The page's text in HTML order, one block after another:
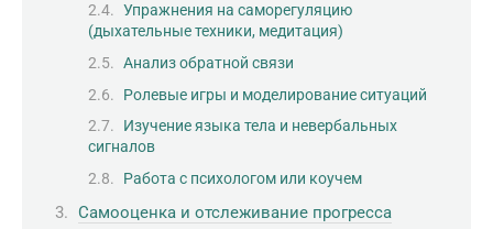
Упражнения на саморегуляцию
(дыхательные техники, медитация)
Анализ обратной связи
Ролевые игры и моделирование ситуаций
Изучение языка тела и невербальных
сигналов
Работа с психологом или коучем
Самооценка и отслеживание прогресса